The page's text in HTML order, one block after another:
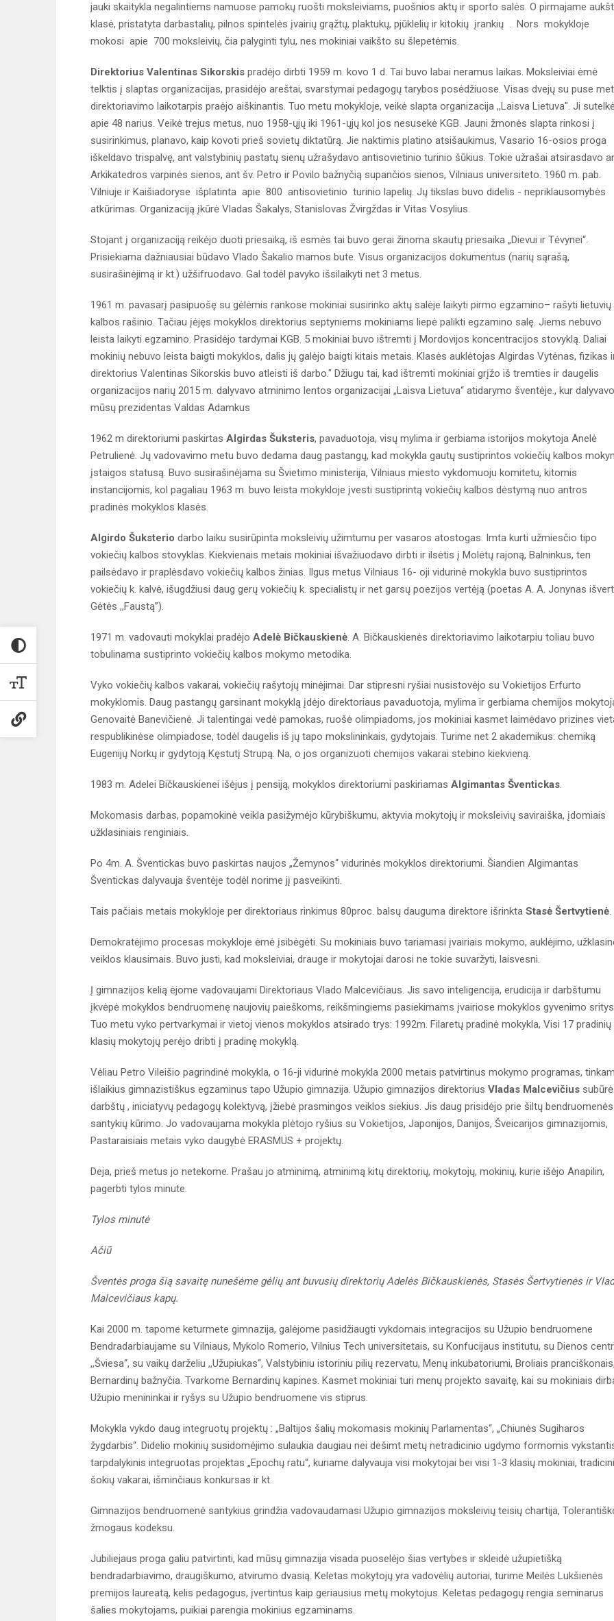
jauki skaitykla negalintiems namuose pamokų ruošti moksleiviams, puošnios aktų ir sporto salės. O pirmajame
klasė, pristatyta darbastalių, pilnos spintelės įvairių grąžtų, plaktukų, pjūklelių ir kitokių įrankių . Nors mokykloje
mokosi apie 700 moksleivių, čia palyginti tylu, nes mokiniai vaikšto su šlepetėmis.
Direktorius Valentinas Sikorskis pradėjo dirbti 1959 m. kovo 1 d. Tai buvo labai neramus laikas. Moksleiviai ėmė
telktis į slaptas organizacijas, prasidėjo areštai, svarstymai pedagogų tarybos posėdžiuose. Visas dvejų su puse
direktoriavimo laikotarpis praėjo aiškinantis. Tuo metu mokykloje, veikė slapta organizacija ,,Laisva Lietuva". Ji
apie 48 narius. Veikė trejus metus, nuo 1958-ųjų iki 1961-ųjų kol jos nesusekė KGB. Jauni žmonės slapta rinkosi į
susirinkimus, planavo, kaip kovoti prieš sovietų diktatūrą. Jie naktimis platino atsišaukimus, Vasario 16-osios proga
iškeldavo trispalvę, ant valstybinių pastatų sienų užrašydavo antisovietinio turinio šūkius. Tokie užrašai atsirasdavo
Arkikatedros varpinės sienos, ant šv. Petro ir Povilo bažnyčią supančios sienos, Vilniaus universiteto. 1960 m. pab.
Vilniuje ir Kaišiadoryse išplatinta apie 800 antisovietinio turinio lapelių. Jų tikslas buvo didelis - nepriklausomybės
atkūrimas. Organizaciją įkūrė Vladas Šakalys, Stanislovas Žvirgždas ir Vitas Vosylius.
Stojant į organizaciją reikėjo duoti priesaiką, iš esmės tai buvo gerai žinoma skautų priesaika „Dievui ir Tėvynei“.
Prisiekiama dažniausiai būdavo Vlado Šakalio mamos bute. Visus organizacijos dokumentus (narių sąrašą,
susirašinėjimą ir kt.) užšifruodavo. Gal todėl pavyko išsilaikyti net 3 metus.
1961 m. pavasarį pasipuošę su gėlėmis rankose mokiniai susirinko aktų salėje laikyti pirmo egzamino– rašyti lietuvių
kalbos rašinio. Tačiau įėjęs mokyklos direktorius septyniems mokiniams liepė palikti egzamino salę. Jiems nebuvo
leista laikyti egzamino. Prasidėjo tardymai KGB. 5 mokiniai buvo ištremti į Mordovijos koncentracijos stovyklą. Daliai
mokinių nebuvo leista baigti mokyklos, dalis jų galėjo baigti kitais metais. Klasės auklėtojas Algirdas Vytėnas, fizikas
direktorius Valentinas Sikorskis buvo atleisti iš darbo." Džiugu tai, kad ištremti mokiniai grįžo iš tremties ir daugelis
organizacijos narių 2015 m. dalyvavo atminimo lentos organizacijai „Laisva Lietuva“ atidarymo šventėje., kur
mūsų prezidentas Valdas Adamkus
1962 m direktoriumi paskirtas Algirdas Šuksteris, pavaduotoja, visų mylima ir gerbiama istorijos mokytoja Anelė
Petrulienė. Jų vadovavimo metu buvo dedama daug pastangų, kad mokykla gautų sustiprintos vokiečių kalbos
įstaigos statusą. Buvo susirašinėjama su Švietimo ministerija, Vilniaus miesto vykdomuoju komitetu, kitomis
instancijomis, kol pagaliau 1963 m. buvo leista mokykloje įvesti sustiprintą vokiečių kalbos dėstymą nuo antros
pradinės mokyklos klasės.
Algirdo Šuksterio darbo laiku susirūpinta moksleivių užimtumu per vasaros atostogas. Imta kurti užmiesčio tipo
vokiečių kalbos stovyklas. Kiekvienais metais mokiniai išvažiuodavo dirbti ir ilsėtis į Molėtų rajoną, Balninkus, ten
pailsėdavo ir praplėsdavo vokiečių kalbos žinias. Ilgus metus Vilniaus 16- oji vidurinė mokykla buvo sustiprintos
vokiečių k. kalvė, išugdžiusi daug gerų vokiečių k. specialistų ir net garsų poezijos vertėją (poetas A. A. Jonynas
Gėtės ,,Faustą”).
1971 m. vadovauti mokyklai pradėjo Adelė Bičkauskienė. A. Bičkauskienės direktoriavimo laikotarpiu toliau buvo
tobulinama sustiprinto vokiečių kalbos mokymo metodika.
Vyko vokiečių kalbos vakarai, vokiečių rašytojų minėjimai. Dar stipresni ryšiai nusistovėjo su Vokietijos Erfurto
mokyklomis. Daug pastangų garsinant mokyklą įdėjo direktoriaus pavaduotoja, mylima ir gerbiama chemijos
Genovaitė Banevičienė. Ji talentingai vedė pamokas, ruošė olimpiadoms, jos mokiniai kasmet laimėdavo prizines
respublikinėse olimpiadose, todėl daugelis iš jų tapo mokslininkais, gydytojais. Turime net 2 akademikus: chemiką
Eugenijų Norkų ir gydytoją Kęstutį Strupą. Na, o jos organizuoti chemijos vakarai stebino kiekvieną.
1983 m. Adelei Bičkauskienei išėjus į pensiją, mokyklos direktoriumi paskiriamas Algimantas Šventickas.
Mokomasis darbas, popamokinė veikla pasižymėjo kūrybiškumu, aktyvia mokytojų ir moksleivių saviraiška, įdomiais
užklasiniais renginiais.
Po 4m. A. Šventickas buvo paskirtas naujos „Žemynos“ vidurinės mokyklos direktoriumi. Šiandien Algimantas
Šventickas dalyvauja šventėje todėl norime jį pasveikinti.
Tais pačiais metais mokykloje per direktoriaus rinkimus 80proc. balsų dauguma direktore išrinkta Stasė Šertvytienė.
Demokratėjimo procesas mokykloje ėmė įsibėgėti. Su mokiniais buvo tariamasi įvairiais mokymo, auklėjimo,
veiklos klausimais. Buvo justi, kad moksleiviai, drauge ir mokytojai darosi ne tokie suvaržyti, laisvesni.
Į gimnazijos kelią ėjome vadovaujami Direktoriaus Vlado Malcevičiaus. Jis savo inteligencija, erudicija ir darbštumu
įkvėpė mokyklos bendruomenę naujovių paieškoms, reikšmingiems pasiekimams įvairiose mokyklos gyvenimo
Tuo metu vyko pertvarkymai ir vietoj vienos mokyklos atsirado trys: 1992m. Filaretų pradinė mokykla, Visi 17 pradinių
klasių mokytojų perėjo dribti į pradinę mokyklą.
Vėliau Petro Vileišio pagrindinė mokykla, o 16-ji vidurinė mokykla 2000 metais patvirtinus mokymo programas,
išlaikius gimnazistiškus egzaminus tapo Užupio gimnazija. Užupio gimnazijos direktorius Vladas Malcevičius subūrė
darbštų , iniciatyvų pedagogų kolektyvą, įžiebė prasmingos veiklos siekius. Jis daug prisidėjo prie šiltų bendruomenės
santykių kūrimo. Jo vadovaujama mokykla plėtojo ryšius su Vokietijos, Japonijos, Danijos, Šveicarijos gimnazijomis,
Pastaraisiais metais vyko daugybė ERASMUS + projektų.
Deja, prieš metus jo netekome. Prašau jo atminimą, atminimą kitų direktorių, mokytojų, mokinių, kurie išėjo Anapilin,
pagerbti tylos minute.
Tylos minutė
Ačiū
Šventės proga šią savaitę nunešėme gėlių ant buvusių direktorių Adelės Bičkauskienės, Stasės Šertvytienės ir
Malcevičiaus kapų.
Kai 2000 m. tapome keturmete gimnazija, galėjome pasidžiaugti vykdomais integracijos su Užupio bendruomene
Bendradarbiaujame su Vilniaus, Mykolo Romerio, Vilnius Tech universitetais, su Konfucijaus institutu, su Dienos
,,Šviesa‘‘, su vaikų darželiu ,,Užupiukas‘‘, Valstybiniu istoriniu pilių rezervatu, Menų inkubatoriumi, Broliais pranciškonais,
Bernardinų bažnyčia. Tvarkome Bernardinų kapines. Kasmet mokiniai turi menų projekto savaitę, kai su mokiniais
Užupio menininkai ir ryšys su Užupio bendruomene vis stiprus.
Mokykla vykdo daug integruotų projektų : „Baltijos šalių mokomasis mokinių Parlamentas“, „Chiunės Sugiharos
žygdarbis“. Didelio mokinių susidomėjimo sulaukia daugiau nei dešimt metų netradicinio ugdymo formomis
tarpdalykinis integruotas projektas „Epochų ratu“, kuriame dalyvauja visi mokytojai bei visi 1-3 klasių mokiniai,
šokių vakarai, išminčiaus konkursas ir kt.
Gimnazijos bendruomenė santykius grindžia vadovaudamasi Užupio gimnazijos moksleivių teisių chartija,
žmogaus kodeksu.
Jubiliejaus proga galiu patvirtinti, kad mūsų gimnazija visada puoselėjo šias vertybes ir skleidė užupietišką
bendradarbiavimo, draugiškumo, atvirumo dvasią. Keletas mokytojų yra vadovėlių autoriai, turime Meilės Lukšienės
premijos laureatą, kelis pedagogus, įvertintus kaip geriausius metų mokytojus. Keletas pedagogų rengia seminarus
šalies mokytojams, puikiai parengia mokinius egzaminams.